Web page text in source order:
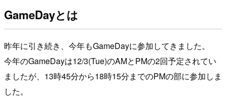
GameDayとは
昨年に引き続き、今年もGameDayに参加してきました。
今年のGameDayは12/3(Tue)のAMとPMの2回予定されてい
ましたが、13時45分から18時15分までのPMの部に参加しま
した。